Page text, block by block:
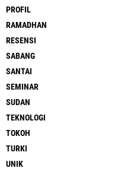
PROFIL
RAMADHAN
RESENSI
SABANG
SANTAI
SEMINAR
SUDAN
TEKNOLOGI
TOKOH
TURKI
UNIK